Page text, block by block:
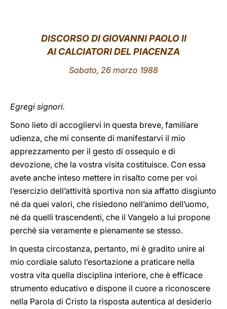
中文
DISCORSO DI GIOVANNI PAOLO II
AI CALCIATORI DEL PIACENZA
Sabato, 26 marzo 1988
Egregi signori.
Sono lieto di accogliervi in questa breve, familiare
udienza, che mi consente di manifestarvi il mio
apprezzamento per il gesto di ossequio e di
devozione, che la vostra visita costituisce. Con essa
avete anche inteso mettere in risalto come per voi
l’esercizio dell’attività sportiva non sia affatto disgiunto
né da quei valori, che risiedono nell’animo dell’uomo,
né da quelli trascendenti, che il Vangelo a lui propone
perché sia veramente e pienamente se stesso.
In questa circostanza, pertanto, mi è gradito unire al
mio cordiale saluto l’esortazione a praticare nella
vostra vita quella disciplina interiore, che è efficace
strumento educativo e dispone il cuore a riconoscere
nella Parola di Cristo la risposta autentica al desiderio